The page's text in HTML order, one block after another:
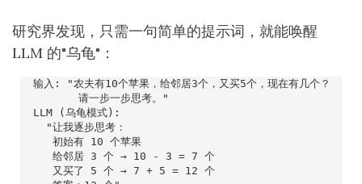
研究界发现，只需一句简单的提示词，就能唤醒
LLM 的"乌龟"：